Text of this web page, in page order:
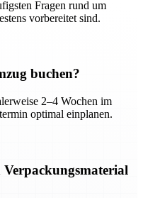
Fragen rund um
vorbereitet sind.
buchen?
2–4 Wochen im
optimal einplanen.